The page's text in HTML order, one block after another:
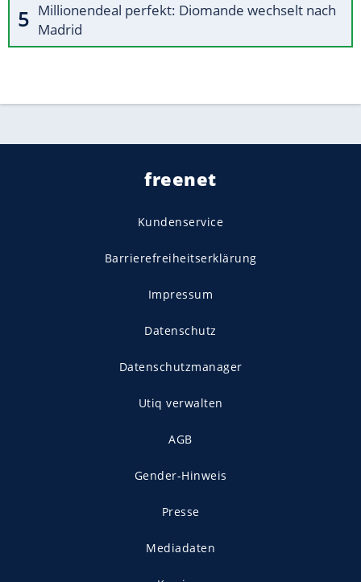
Millionendeal perfekt: Diomande wechselt nach
Madrid
freenet
Kundenservice
Barrierefreiheitserklärung
Impressum
Datenschutz
Datenschutzmanager
Utiq verwalten
AGB
Gender-Hinweis
Presse
Mediadaten